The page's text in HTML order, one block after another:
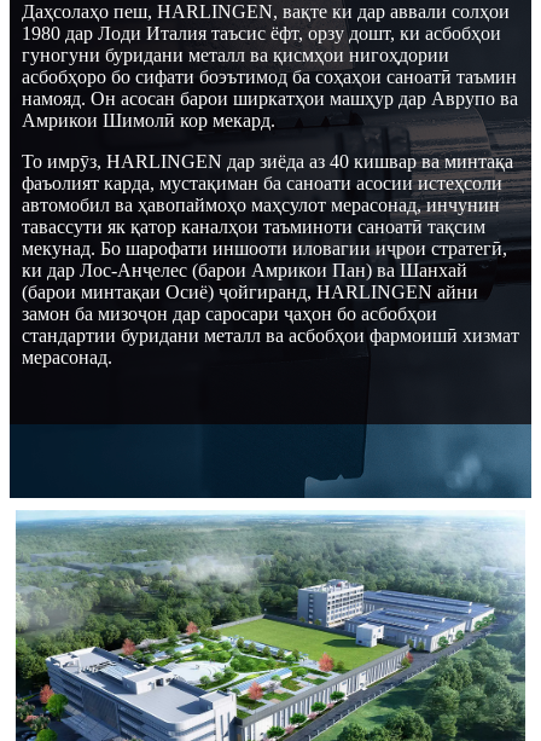
Даҳсолаҳо пеш, HARLINGEN, вақте ки дар аввали солҳои
1980 дар Лоди Италия таъсис ёфт, орзу дошт, ки асбобҳои
гуногуни буридани металл ва қисмҳои нигоҳдории
асбобҳоро бо сифати боэътимод ба соҳаҳои саноатӣ таъмин
намояд. Он асосан барои ширкатҳои машҳур дар Аврупо ва
Амрикои Шимолӣ кор мекард.
То имрӯз, HARLINGEN дар зиёда аз 40 кишвар ва минтақа
фаъолият карда, мустақиман ба саноати асосии истеҳсоли
автомобил ва ҳавопаймоҳо маҳсулот мерасонад, инчунин
тавассути як қатор каналҳои таъминоти саноатӣ тақсим
мекунад. Бо шарофати иншооти иловагии иҷрои стратегӣ,
ки дар Лос-Анҷелес (барои Амрикои Пан) ва Шанхай
(барои минтақаи Осиё) ҷойгиранд, HARLINGEN айни
замон ба мизоҷон дар саросари ҷаҳон бо асбобҳои
стандартии буридани металл ва асбобҳои фармоишӣ хизмат
мерасонад.